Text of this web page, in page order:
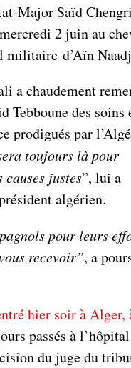
Major Saïd
2 juin au
militaire d’Aïn
a chaudement
Tebboune des soins
prodigués par
toujours là pour
causes justes”, lui a
algérien.
pour leurs
recevoir”, a
hier soir à Alger,
passés à
du juge du